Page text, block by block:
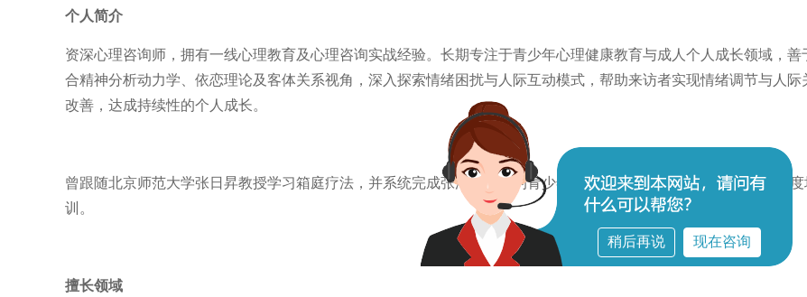
个人简介
资深心理咨询师，拥有一线心理教育及心理咨询实战经验。长期专注于青少年心理健康教育与成人个人成长领域，善
合精神分析动力学、依恋理论及客体关系视角，深入探索情绪困扰与人际互动模式，帮助来访者实现情绪调节与人际
改善，达成持续性的个人成长。
曾跟随北京师范大学张日昇教授学习箱庭疗法，并系统完成张沛超老师的青少年临床专题及IPI两年制精神分析等深度
训。
擅长领域
稍后再说 现在咨询